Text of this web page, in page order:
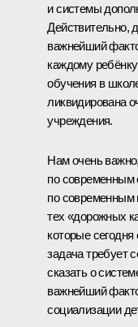
и системы
Действительно,
важнейший
каждому
обучения в
ликвидирована
учреждения.
Нам очень
по современным
по современным
тех «дорожных
которые
задача требует
сказать о
важнейший
социализации